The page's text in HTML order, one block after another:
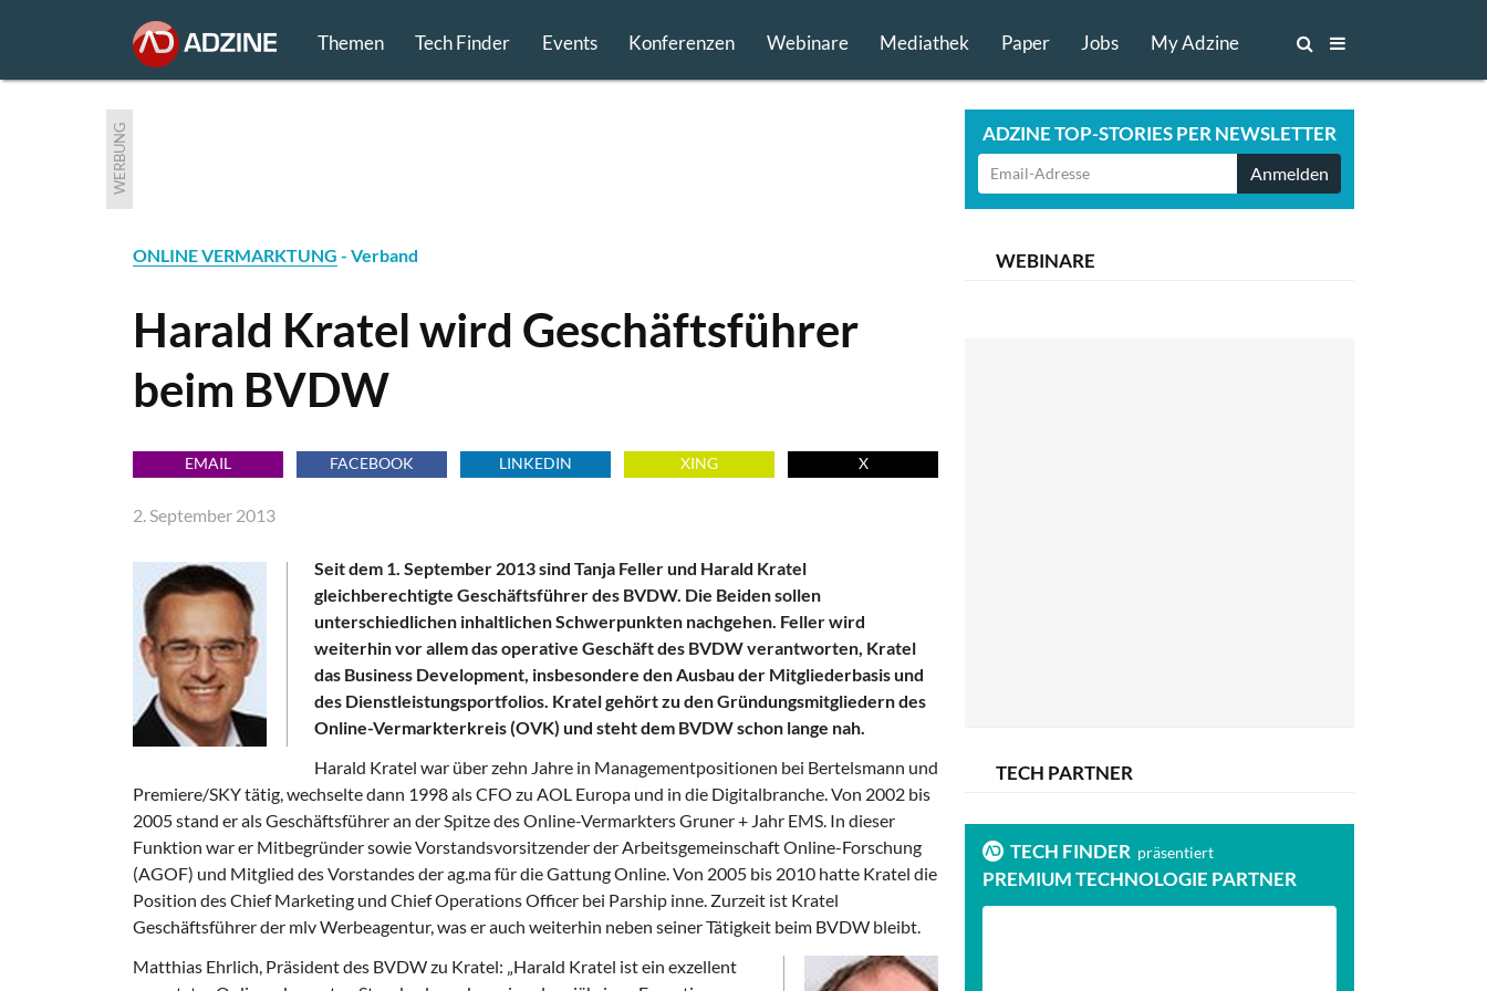
Themen Tech Finder Events Konferenzen Webinare Mediathek Paper Jobs My Adzine
WERBUNG ADZINE TOP-STORIES PER NEWSLETTER
Anmelden
ONLINE VERMARKTUNG - Verband
Harald Kratel wird Geschäftsführer
beim BVDW
EMAIL FACEBOOK LINKEDIN XING X
2. September 2013
Seit dem 1. September 2013 sind Tanja Feller und Harald Kratel
gleichberechtigte Geschäftsführer des BVDW. Die Beiden sollen
unterschiedlichen inhaltlichen Schwerpunkten nachgehen. Feller wird
weiterhin vor allem das operative Geschäft des BVDW verantworten, Kratel
das Business Development, insbesondere den Ausbau der Mitgliederbasis und
des Dienstleistungsportfolios. Kratel gehört zu den Gründungsmitgliedern des
Online-Vermarkterkreis (OVK) und steht dem BVDW schon lange nah.
Harald Kratel war über zehn Jahre in Managementpositionen bei Bertelsmann und
Premiere/SKY tätig, wechselte dann 1998 als CFO zu AOL Europa und in die Digitalbranche. Von 2002 bis
2005 stand er als Geschäftsführer an der Spitze des Online-Vermarkters Gruner + Jahr EMS. In dieser
Funktion war er Mitbegründer sowie Vorstandsvorsitzender der Arbeitsgemeinschaft Online-Forschung
(AGOF) und Mitglied des Vorstandes der ag.ma für die Gattung Online. Von 2005 bis 2010 hatte Kratel die
Position des Chief Marketing und Chief Operations Officer bei Parship inne. Zurzeit ist Kratel
Geschäftsführer der mlv Werbeagentur, was er auch weiterhin neben seiner Tätigkeit beim BVDW bleibt.
Matthias Ehrlich, Präsident des BVDW zu Kratel: „Harald Kratel ist ein exzellent
WEBINARE
TECH PARTNER
TECH FINDER präsentiert
PREMIUM TECHNOLOGIE PARTNER